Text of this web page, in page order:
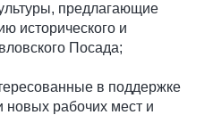
предлагающие
исторического и
Посада;
в поддержке
новых рабочих мест и